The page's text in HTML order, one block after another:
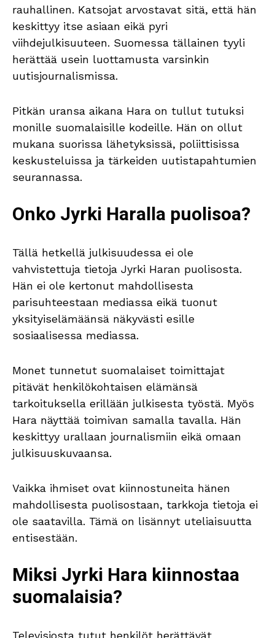
rauhallinen. Katsojat arvostavat sitä, että hän
keskittyy itse asiaan eikä pyri
viihdejulkisuuteen. Suomessa tällainen tyyli
herättää usein luottamusta varsinkin
uutisjournalismissa.
Pitkän uransa aikana Hara on tullut tutuksi
monille suomalaisille kodeille. Hän on ollut
mukana suorissa lähetyksissä, poliittisissa
keskusteluissa ja tärkeiden uutistapahtumien
seurannassa.
Onko Jyrki Haralla puolisoa?
Tällä hetkellä julkisuudessa ei ole
vahvistettuja tietoja Jyrki Haran puolisosta.
Hän ei ole kertonut mahdollisesta
parisuhteestaan mediassa eikä tuonut
yksityiselämäänsä näkyvästi esille
sosiaalisessa mediassa.
Monet tunnetut suomalaiset toimittajat
pitävät henkilökohtaisen elämänsä
tarkoituksella erillään julkisesta työstä. Myös
Hara näyttää toimivan samalla tavalla. Hän
keskittyy urallaan journalismiin eikä omaan
julkisuuskuvaansa.
Vaikka ihmiset ovat kiinnostuneita hänen
mahdollisesta puolisostaan, tarkkoja tietoja ei
ole saatavilla. Tämä on lisännyt uteliaisuutta
entisestään.
Miksi Jyrki Hara kiinnostaa
suomalaisia?
Televisiosta tutut henkilöt herättävät